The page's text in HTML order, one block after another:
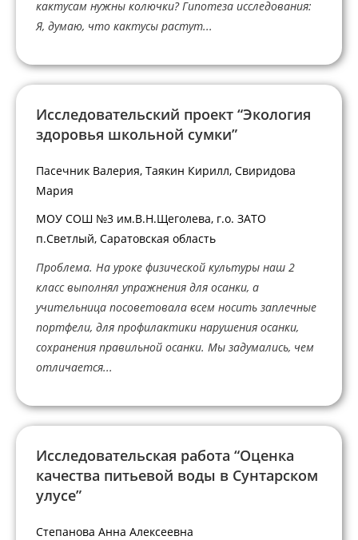
кактусам нужны колючки? Гипотеза исследования:
Я, думаю, что кактусы растут...
Исследовательский проект “Экология
здоровья школьной сумки”
Пасечник Валерия, Таякин Кирилл, Свиридова
Мария
МОУ СОШ №3 им.В.Н.Щеголева, г.о. ЗАТО
п.Светлый, Саратовская область
Проблема. На уроке физической культуры наш 2
класс выполнял упражнения для осанки, а
учительница посоветовала всем носить заплечные
портфели, для профилактики нарушения осанки,
сохранения правильной осанки. Мы задумались, чем
отличается...
Исследовательская работа “Оценка
качества питьевой воды в Сунтарском
улусе”
Степанова Анна Алексеевна